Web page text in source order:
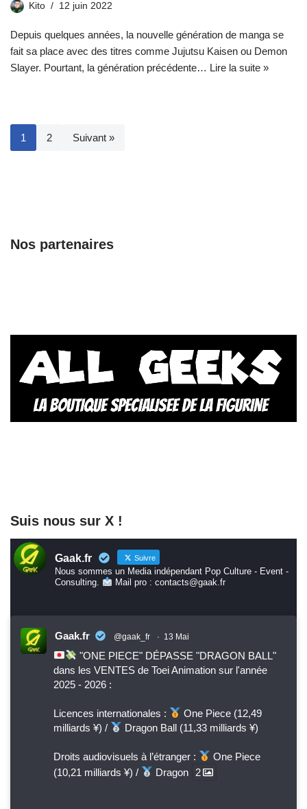
Kito 12 juin 2022
Depuis quelques années, la nouvelle génération de manga se
fait sa place avec des titres comme Jujutsu Kaisen ou Demon
Slayer. Pourtant, la génération précédente… Lire la suite »
1 2 Suivant »
Nos partenaires
Suis nous sur X !
Gaak.fr Suivre
Nous sommes un Media indépendant Pop Culture - Event -
Consulting.
Mail pro : contacts@gaak.fr
Gaak.fr @gaak_fr · 13 Mai
"ONE PIECE" DÉPASSE "DRAGON BALL"
dans les VENTES de Toei Animation sur l'année
2025 - 2026 :
Licences internationales :
One Piece (12,49
milliards ¥) /
Dragon Ball (11,33 milliards ¥)
Droits audiovisuels à l’étranger :
One Piece
(10,21 milliards ¥) /
Dragon 2